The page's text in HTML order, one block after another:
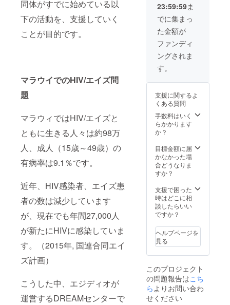
同体がすでに始めている以
下の活動を、支援していく
ことが目的です。
マラウイでのHIV/エイズ問
題
マラウィではHIV/エイズと
ともに生きる人々は約98万
人、成人（15歳～49歳）の
有病率は9.1％です。
近年、HIV感染者、エイズ患
者の数は減少しています
が、現在でも年間27,000人
が新たにHIVに感染していま
す。（2015年, 国連合同エイ
ズ計画）
こうした中、エジディオが
運営するDREAMセンターで
23:59:59ま
でに集まっ
た金額が
ファンディ
ングされま
す。
支援に関するよ
くある質問
手数料はいく
らかかります
か？
目標金額に届
かなかった場
合どうなりま
すか？
支援で困った
時はどこに相
談したらいい
ですか？
ヘルプページを
見る
このプロジェクト
の問題報告はこち
ら よりお問い合わ
せください